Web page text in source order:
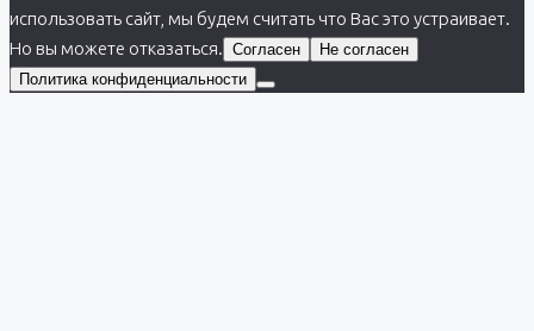
использовать сайт, мы будем считать что Вас это устраивает.
Но вы можете отказаться. Согласен
Не согласен
Политика конфиденциальности